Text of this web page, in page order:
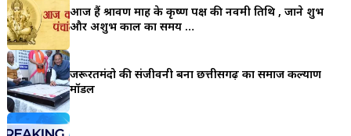
आज हैं श्रावण माह के कृष्ण पक्ष की नवमी तिथि , जाने शुभ
और अशुभ काल का समय …
जरूरतमंदो की संजीवनी बना छत्तीसगढ़ का समाज कल्याण
मॉडल
h
r